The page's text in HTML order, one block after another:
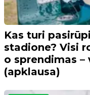
Kas turi
stadione? Visi
o sprendimas –
(apklausa)